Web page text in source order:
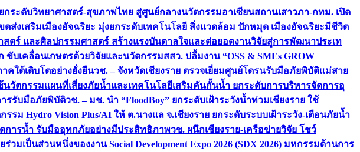
กระดับวิทยาศาสตร์-สุขภาพไทย สู่ศูนย์กลางนวัตกรรมอาเซียนสถานเสาวภา-กทม. เปิด
ตส่งเสริมเมืองอัจฉริยะ มุ่งยกระดับเทคโนโลยี สิ่งแวดล้อม ปักหมุด เมืองอัจฉริยะมีชีวิต
ร์ และศิลปกรรมศาสตร์ สร้างแรงบันดาลใจและต่อยอดงานวิจัยสู่การพัฒนาประเท
ขับเคลื่อนเกษตรด้วยวิจัยและนวัตกรรมสสว. ปลื้มงาน “OSS & SMEs GROW
คใต้เติบโตอย่างยั่งยืนวช. – จังหวัดเชียงราย ตรวจเยี่ยมศูนย์โดรนรับมือภัยพิบัติแม่สาย
วัตกรรมแผนที่เสี่ยงภัยน้ำและเทคโนโลยีเสริมคันกั้นน้ำ ยกระดับการบริหารจัดการอุ
ารรับมือภัยพิบัติวช. – มช. นำ “FloodBoy” ยกระดับเฝ้าระวังน้ำท่วมเชียงราย ใช้
รม Hydro Vision Plus/AI ให้ ต.นางแล จ.เชียงราย ยกระดับระบบเฝ้าระวัง-เตือนภัยน้ำ
การน้ำ รับมืออุทกภัยอย่างมีประสิทธิภาพวช. ผนึกเชียงราย-เครือข่ายวิจัย โชว์
วมเป็นส่วนหนึ่งของงาน Social Development Expo 2026 (SDX 2026) มหกรรมด้านการ